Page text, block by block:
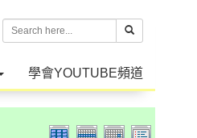
學會YOUTUBE頻道